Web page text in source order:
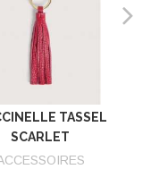
TASSEL
SCARLET